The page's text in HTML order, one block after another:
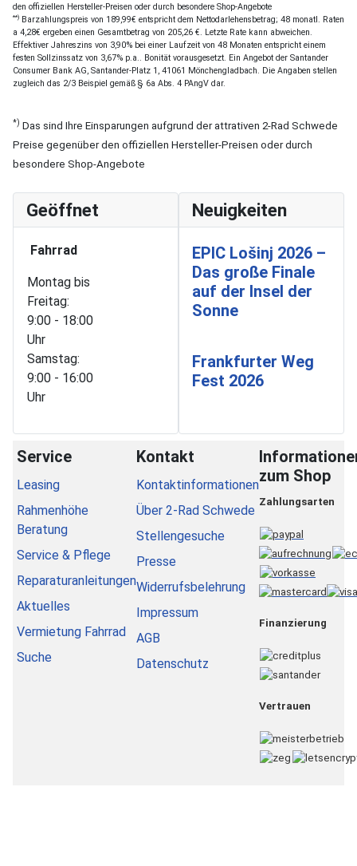
den offiziellen Hersteller-Preisen oder durch besondere Shop-Angebote
**) Barzahlungspreis von 189,99€ entspricht dem Nettodarlehensbetrag; 48 monatl. Raten
a 4,28€ ergeben einen Gesamtbetrag von 205,26 €. Letzte Rate kann abweichen.
Effektiver Jahreszins von 3,90% bei einer Laufzeit von 48 Monaten entspricht einem
festen Sollzinssatz von 3,67% p.a.. Bonität vorausgesetzt. Ein Angebot der Santander
Consumer Bank AG, Santander-Platz 1, 41061 Mönchengladbach. Die Angaben stellen
zugleich das 2/3 Beispiel gemäß § 6a Abs. 4 PAngV dar.
*) Das sind Ihre Einsparungen aufgrund der attrativen 2-Rad Schwede
Preise gegenüber den offiziellen Hersteller-Preisen oder durch
besondere Shop-Angebote
Geöffnet
Fahrrad
Montag bis
Freitag:
9:00 - 18:00
Uhr
Samstag:
9:00 - 16:00
Uhr
Neuigkeiten
EPIC Lošinj 2026 –
Das große Finale
auf der Insel der
Sonne
Frankfurter Weg
Fest 2026
Service
Leasing
Rahmenhöhe
Beratung
Service & Pflege
Reparaturanleitungen
Aktuelles
Vermietung Fahrrad
Suche
Kontakt
Kontaktinformationen
Über 2-Rad Schwede
Stellengesuche
Presse
Widerrufsbelehrung
Impressum
AGB
Datenschutz
zum Shop
Zahlungsarten
Finanzierung
Vertrauen